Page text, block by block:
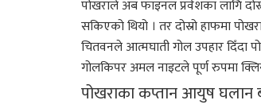
पोखराले अब फाइनल प्रवेशका लागि
सकिएको थियो । तर दोस्रो हाफमा
चितवनले आत्मघाती गोल उपहार दिँदा
गोलकिपर अमल नाइटले पूर्ण रुपमा
पोखराका कप्तान आयुष